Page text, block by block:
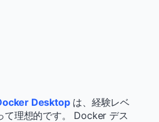
Desktopは、経験レベ
て理想的です。 Docker デス